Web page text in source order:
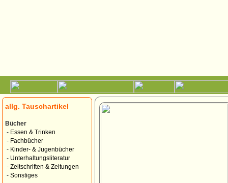
allg. Tauschartikel
Bücher
- Essen & Trinken
- Fachbücher
- Kinder- & Jugenbücher
- Unterhaltungsliteratur
- Zeitschriften & Zeitungen
- Sonstiges